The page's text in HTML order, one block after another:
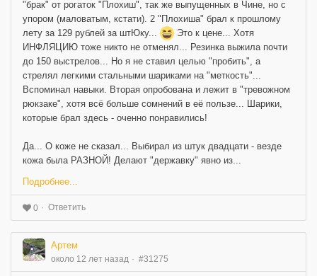
"брак" от рогаток "Плохиш", так же выпущенных в Чине, но с
упором (маловатым, кстати). 2 "Плохиша" брал к прошлому
лету за 129 рублей за штЮку...
Это к цене... Хотя
ИНФЛЯЦИЮ тоже никто не отменял... Резинка выжила почти
до 150 выстрелов... Но я не ставил целью "пробить", а
стрелял легкими стальными шариками на "меткость"...
Вспоминал навыки. Вторая опробована и лежит в "тревожном
рюкзаке", хотя всё больше сомнений в её пользе... Шарики,
которые брал здесь - оченно понравились!
Да... О коже не сказал... Выбирал из штук двадцати - везде
кожа была РАЗНОЙ! Делают "державку" явно из...
Подробнее...
0 Ответить
Артем
около 12 лет назад #31275